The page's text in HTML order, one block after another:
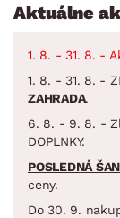
Aktuálne
1. 8. - 31. 8. -
1. 8. - 31. 8. -
ZAHRADA.
6. 8. - 9. 8. -
DOPLNKY.
POSLEDNÁ
ceny.
Do 30. 9.